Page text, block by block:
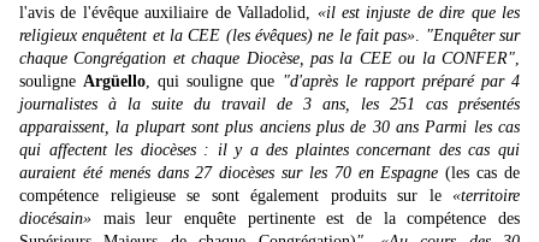
l'avis de l'évêque auxiliaire de Valladolid, «il est injuste de dire que les
religieux enquêtent et la CEE (les évêques) ne le fait pas». "Enquêter sur
chaque Congrégation et chaque Diocèse, pas la CEE ou la CONFER",
souligneArgüello, qui souligne que "d'après le rapport préparé par 4
journalistes à la suite du travail de 3 ans, les 251 cas présentés
apparaissent, la plupart sont plus anciens plus de 30 ans Parmi les cas
qui affectent les diocèses : il y a des plaintes concernant des cas qui
auraient été menés dans 27 diocèses sur les 70 en Espagne (les cas de
compétence religieuse se sont également produits sur le «territoire
diocésain» mais leur enquête pertinente est de la compétence des